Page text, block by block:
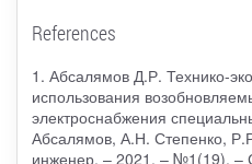
References
1. Абсалямов Д.Р. Технико-
использования
электроснабжения
Абсалямов, А.Н. Степенко,
инженер. – 2021. – №1(19). –